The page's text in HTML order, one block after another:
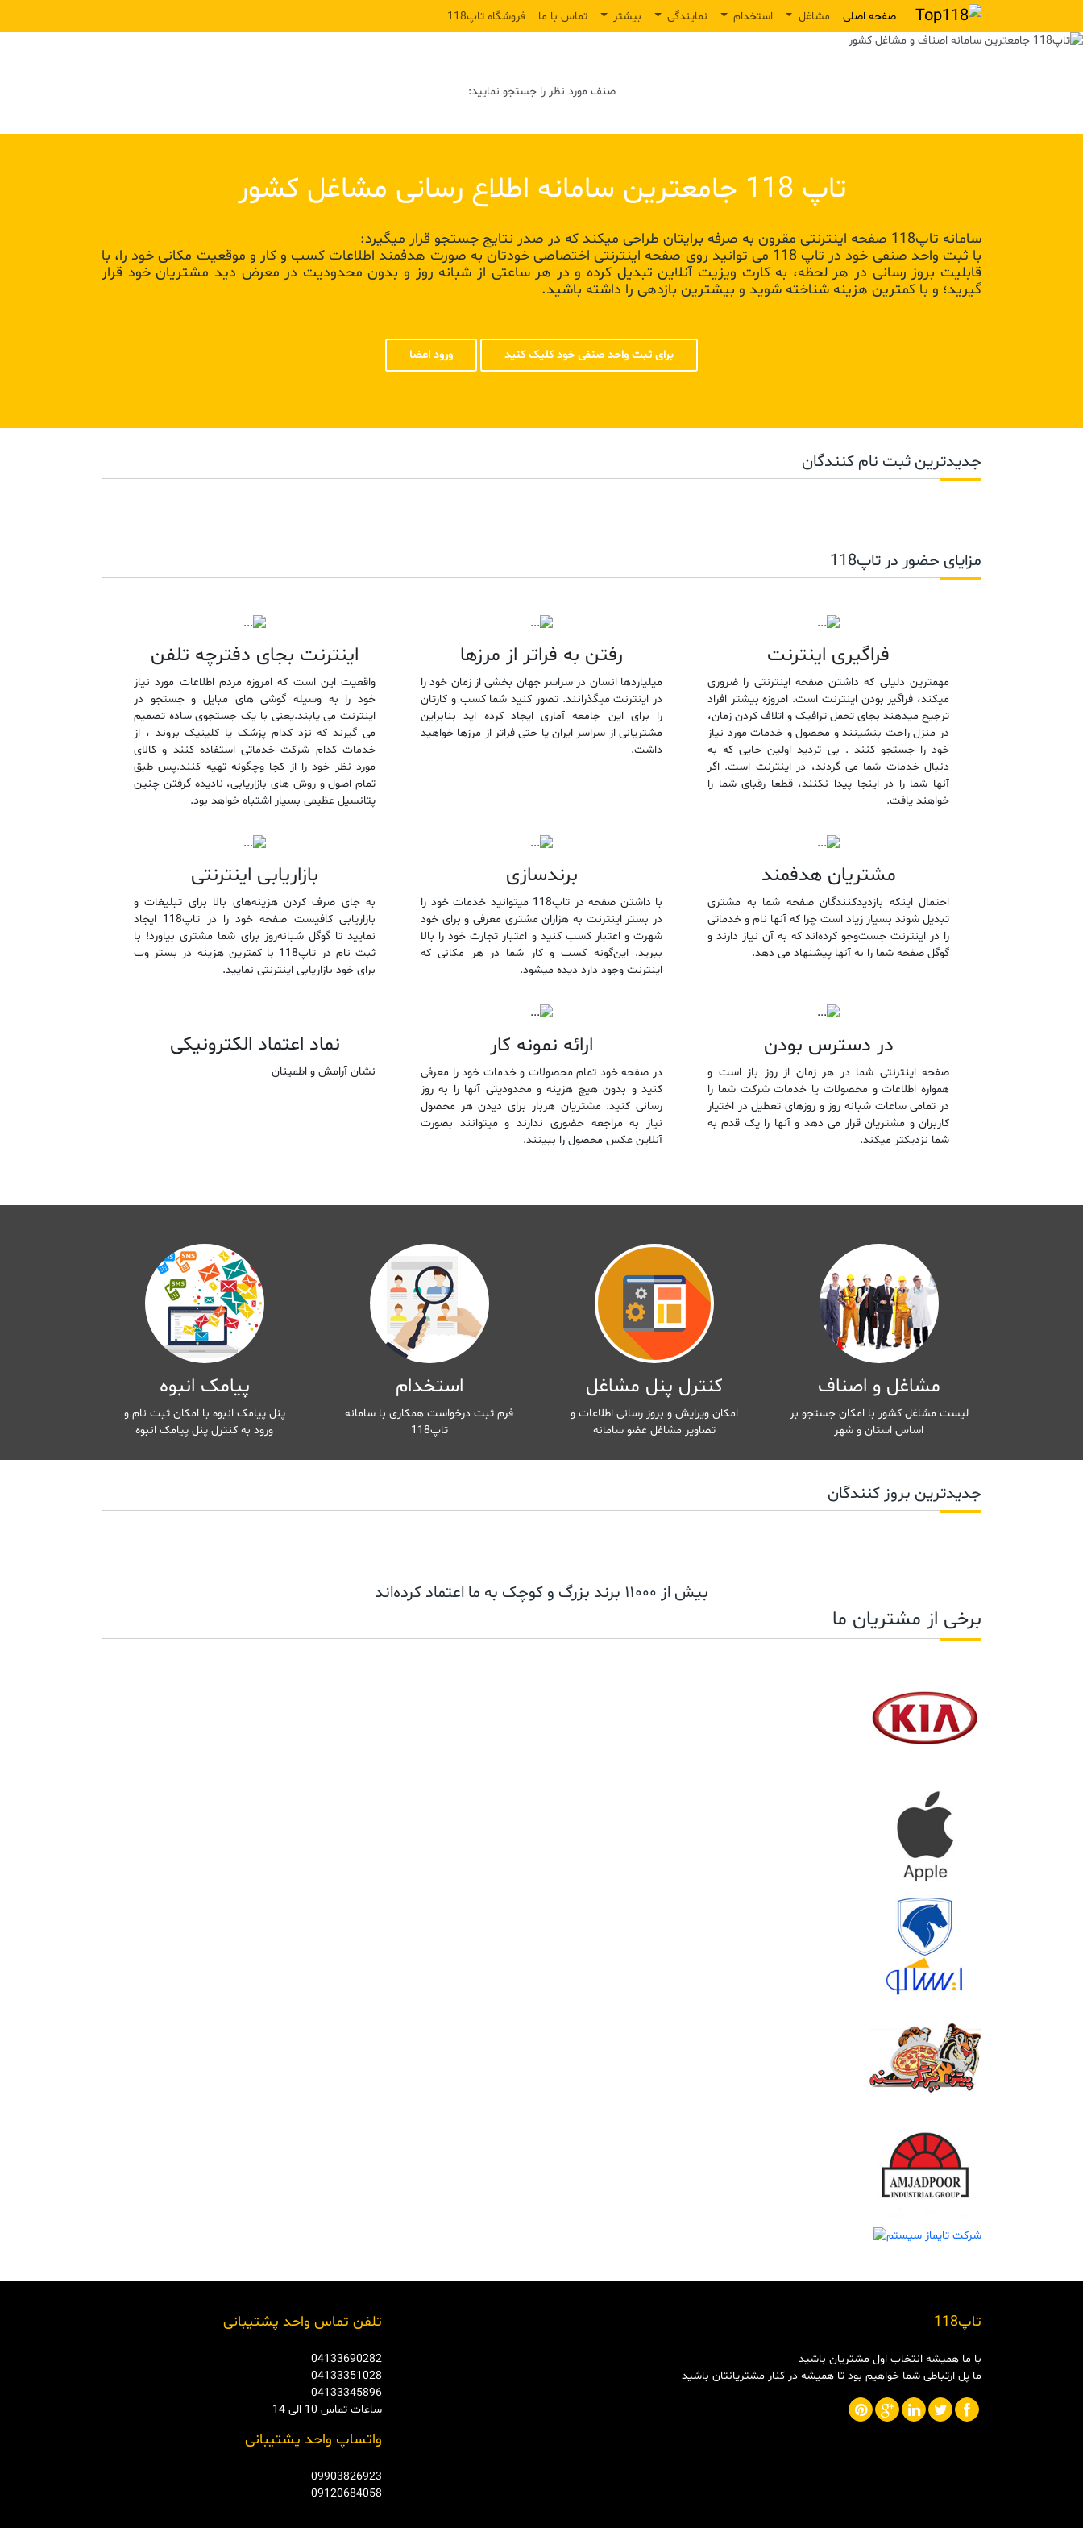
صفحه اصلی مشاغل استخدام نمایندگی بیشتر تماس با ما فروشگاه تاپ118
Previous
صنف مورد نظر را جستجو نمایید:
تاپ 118 جامعترین سامانه اطلاع رسانی مشاغل کشور
سامانه تاپ118 صفحه اینترنتی مقرون به صرفه برایتان طراحی میکند که در صدر نتایج جستجو قرار میگیرد:
با ثبت واحد صنفی خود در تاپ 118 می توانید روی صفحه اینترنتی اختصاصی خودتان به صورت هدفمند اطلاعات کسب و کار و موقعیت مکانی خود را، با
قابلیت بروز رسانی در هر لحظه، به کارت ویزیت آنلاین تبدیل کرده و در هر ساعتی از شبانه روز و بدون محدودیت در معرض دید مشتریان خود قرار
گیرید؛ و با کمترین هزینه شناخته شوید و بیشترین بازدهی را داشته باشید.
برای ثبت واحد صنفی خود کلیک کنید ورود اعضا
جدیدترین ثبت نام کنندگان
مزایای حضور در تاپ118
فراگیری اینترنت
مهمترین دلیلی که داشتن صفحه اینترنتی را ضروری
میکند، فراگیر بودن اینترنت است. امروزه بیشتر افراد
ترجیح میدهند بجای تحمل ترافیک و اتلاف کردن زمان،
در منزل راحت بنشینند و محصول و خدمات مورد نیاز
خود را جستجو کنند . بی تردید اولین جایی که به
دنبال خدمات شما می گردند، در اینترنت است. اگر
آنها شما را در اینجا پیدا نکنند، قطعا رقبای شما را
خواهند یافت.
رفتن به فراتر از مرزها
میلیاردها انسان در سراسر جهان بخشی از زمان خود را
در اینترنت میگذرانند. تصور کنید شما کسب و کارتان
را برای این جامعه آماری ایجاد کرده اید بنابراین
مشتریانی از سراسر ایران یا حتی فراتر از مرزها خواهید
داشت.
اینترنت بجای دفترچه تلفن
واقعیت این است که امروزه مردم اطلاعات مورد نیاز
خود را به وسیله گوشی های مبایل و جستجو در
اینترنت می یابند.یعنی با یک جستجوی ساده تصمیم
می گیرند که نزد کدام پزشک یا کلینیک بروند ، از
خدمات کدام شرکت خدماتی استفاده کنند و کالای
مورد نظر خود را از کجا وچگونه تهیه کنند.پس طبق
تمام اصول و روش های بازاریابی، نادیده گرفتن چنین
پتانسیل عظیمی بسیار اشتباه خواهد بود.
مشتریان هدفمند
احتمال اینکه بازدیدکنندگان صفحه شما به مشتری
تبدیل شوند بسیار زیاد است چرا که آنها نام و خدماتی
را در اینترنت جست‌و‌‌جو کرده‌اند که به آن نیاز دارند و
گوگل صفحه شما را به آنها پیشنهاد می دهد.
برندسازی
با داشتن صفحه در تاپ118 میتوانید خدمات خود را
در بستر اینترنت به هزاران مشتری معرفی و برای خود
شهرت و اعتبار کسب کنید و اعتبار تجارت خود را بالا
ببرید. این‌گونه کسب و کار شما در هر مکانی که
اینترنت وجود دارد دیده میشود.
بازاریابی اینترنتی
به جای صرف کردن هزینه‌های بالا برای تبلیغات و
بازاریابی کافیست صفحه خود را در تاپ118 ایجاد
نمایید تا گوگل شبانه‌روز برای شما مشتری بیاورد! با
ثبت نام در تاپ118 با کمترین هزینه در بستر وب
برای خود بازاریابی اینترنتی نمایید.
در دسترس بودن
صفحه اینترنتی شما در هر زمان از روز باز است و
همواره اطلاعات و محصولات یا خدمات شرکت شما را
در تمامی ساعات شبانه روز و روزهای تعطیل در اختیار
کاربران و مشتریان قرار می دهد و آنها را یک قدم به
شما نزدیکتر میکند.
ارائه نمونه کار
در صفحه خود تمام محصولات و خدمات خود را معرفی
کنید و بدون هیچ هزینه و محدودیتی آنها را به‌ روز
رسانی کنید. مشتریان هربار برای دیدن هر محصول
نیاز به مراجعه حضوری ندارند و میتوانند بصورت
آنلاین عکس محصول را ببینند.
نماد اعتماد الکترونیکی
نشان آرامش و اطمینان
مشاغل و اصناف
لیست مشاغل کشور با امکان جستجو بر
اساس استان و شهر
کنترل پنل مشاغل
امکان ویرایش و بروز رسانی اطلاعات و
تصاویر مشاغل عضو سامانه
استخدام
فرم ثبت درخواست همکاری با سامانه
تاپ118
پیامک انبوه
پنل پیامک انبوه با امکان ثبت نام و
ورود به کنترل پنل پیامک انبوه
جدیدترین بروز کنندگان
بیش از ۱۱۰۰۰ برند بزرگ و کوچک به ما اعتماد کرده‌اند
برخی از مشتریان ما
تاپ118
با ما همیشه انتخاب اول مشتریان باشید
ما پل ارتباطی شما خواهیم بود تا همیشه در کنار مشتریانتان باشید
تلفن تماس واحد پشتیبانی
04133690282
04133351028
04133345896
ساعات تماس 10 الی 14
واتساپ واحد پشتیبانی
09903826923
09120684058